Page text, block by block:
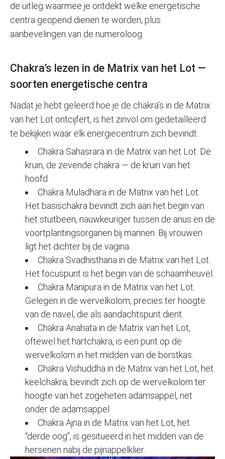
de uitleg waarmee je ontdekt welke energetische
centra geopend dienen te worden, plus
aanbevelingen van de numeroloog.
Chakra’s lezen in de Matrix van het Lot —
soorten energetische centra
Nadat je hebt geleerd hoe je de chakra’s in de Matrix
van het Lot ontcijfert, is het zinvol om gedetailleerd
te bekijken waar elk energiecentrum zich bevindt.
Chakra Sahasrara in de Matrix van het Lot. De
kruin, de zevende chakra — de kruin van het
hoofd.
Chakra Muladhara in de Matrix van het Lot.
Het basischakra bevindt zich aan het begin van
het stuitbeen, nauwkeuriger tussen de anus en de
voortplantingsorganen bij mannen. Bij vrouwen
ligt het dichter bij de vagina.
Chakra Svadhisthana in de Matrix van het Lot.
Het focuspunt is het begin van de schaamheuvel.
Chakra Manipura in de Matrix van het Lot.
Gelegen in de wervelkolom, precies ter hoogte
van de navel, die als aandachtspunt dient.
Chakra Anahata in de Matrix van het Lot,
oftewel het hartchakra, is een punt op de
wervelkolom in het midden van de borstkas.
Chakra Vishuddha in de Matrix van het Lot, het
keelchakra, bevindt zich op de wervelkolom ter
hoogte van het zogeheten adamsappel, net
onder de adamsappel.
Chakra Ajna in de Matrix van het Lot, het
“derde oog”, is gesitueerd in het midden van de
hersenen nabij de pijnappelklier.